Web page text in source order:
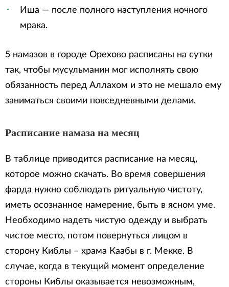
Иша — после полного наступления ночного
мрака.
5 намазов в городе Орехово расписаны на сутки
так, чтобы мусульманин мог исполнять свою
обязанность перед Аллахом и это не мешало ему
заниматься своими повседневными делами.
Расписание намаза на месяц
В таблице приводится расписание на месяц,
которое можно скачать. Во время совершения
фарда нужно соблюдать ритуальную чистоту,
иметь осознанное намерение, быть в ясном уме.
Необходимо надеть чистую одежду и выбрать
чистое место, потом повернуться лицом в
сторону Киблы – храма Каабы в г. Мекке. В
случае, когда в текущий момент определение
стороны Киблы оказывается невозможным,